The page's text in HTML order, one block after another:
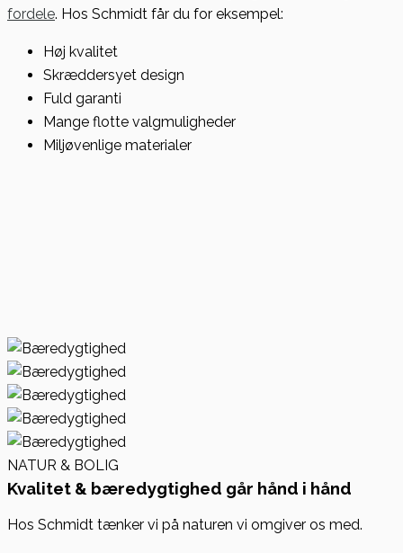
fordele. Hos Schmidt får du for eksempel:
Høj kvalitet
Skræddersyet design
Fuld garanti
Mange flotte valgmuligheder
Miljøvenlige materialer
NATUR & BOLIG
Kvalitet & bæredygtighed går hånd i hånd
Hos Schmidt tænker vi på naturen vi omgiver os med.